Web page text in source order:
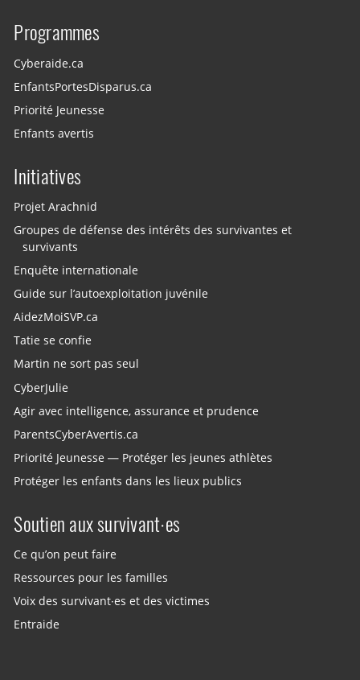
Programmes
Cyberaide.ca
EnfantsPortesDisparus.ca
Priorité Jeunesse
Enfants avertis
Initiatives
Projet Arachnid
Groupes de défense des intérêts des survivantes et
survivants
Enquête internationale
Guide sur l’autoexploitation juvénile
AidezMoiSVP.ca
Tatie se confie
Martin ne sort pas seul
CyberJulie
Agir avec intelligence, assurance et prudence
ParentsCyberAvertis.ca
Priorité Jeunesse — Protéger les jeunes athlètes
Protéger les enfants dans les lieux publics
Soutien aux survivant·es
Ce qu’on peut faire
Ressources pour les familles
Voix des survivant·es et des victimes
Entraide